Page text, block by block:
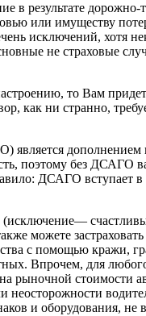
результате дорожно-
или имуществу
исключений, хотя
не страховые
то Вам
как ни странно,
является
поэтому без ДСАГО
ДСАГО вступает в
можете
с помощью кражи,
Впрочем, для
рыночной стоимости
неосторожности
и оборудования, не